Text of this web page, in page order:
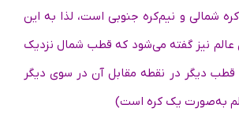
شمالی و نیم‌کره جنوبی است، لذا به این
نیز گفته می‌شود که قطب شمال نزدیک
قطب دیگر در نقطه مقابل آن در سوی دیگر
به‌صورت یک کره است)